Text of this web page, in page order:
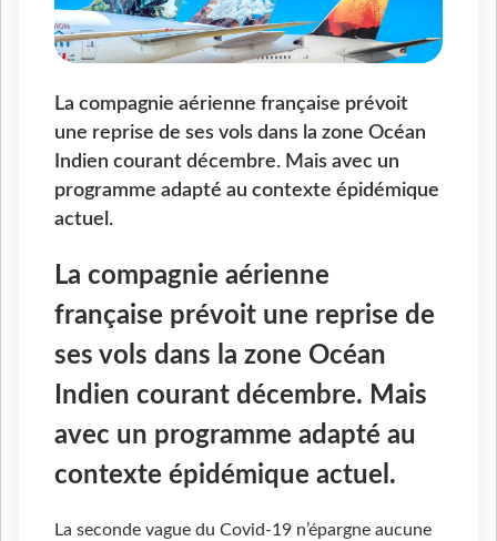
La compagnie aérienne française prévoit
une reprise de ses vols dans la zone Océan
Indien courant décembre. Mais avec un
programme adapté au contexte épidémique
actuel.
La compagnie aérienne
française prévoit une reprise de
ses vols dans la zone Océan
Indien courant décembre. Mais
avec un programme adapté au
contexte épidémique actuel.
La seconde vague du Covid-19 n’épargne aucune